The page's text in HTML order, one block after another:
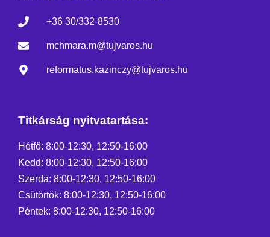
+36 30/332-8530
mchmara.m@tujvaros.hu
reformatus.kazinczy@tujvaros.hu
Titkárság nyitvatartása:
Hétfő: 8:00-12:30, 12:50-16:00
Kedd: 8:00-12:30, 12:50-16:00
Szerda: 8:00-12:30, 12:50-16:00
Csütörtök: 8:00-12:30, 12:50-16:00
Péntek: 8:00-12:30, 12:50-16:00